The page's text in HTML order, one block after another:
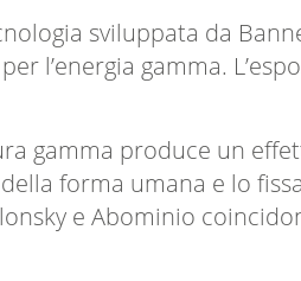
sviluppata da
l’energia gamma.
gamma produce un
forma umana e lo
e Abominio